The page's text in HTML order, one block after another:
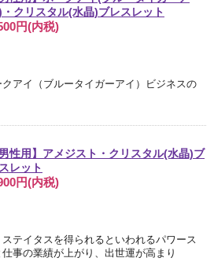
・クリスタル(水晶)ブレスレット
円(内税)
アイ（ブルータイガーアイ）ビジネスの
男性用】アメジスト・クリスタル(水晶)ブ
レット
円(内税)
テイタスを得られるといわれるパワース
事の業績が上がり、出世運が高まり